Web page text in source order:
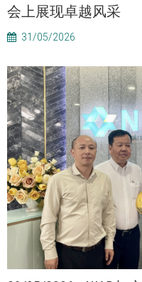
会上展现卓越风采
31/05/2026